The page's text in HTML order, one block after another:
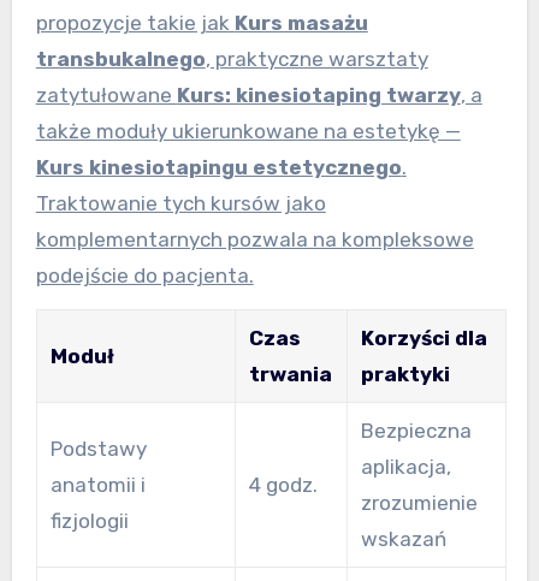
propozycje takie jak Kurs masażu
transbukalnego, praktyczne warsztaty
zatytułowane Kurs: kinesiotaping twarzy, a
także moduły ukierunkowane na estetykę —
Kurs kinesiotapingu estetycznego.
Traktowanie tych kursów jako
komplementarnych pozwala na kompleksowe
podejście do pacjenta.
Moduł
Czas
trwania
Korzyści dla
praktyki
Podstawy
anatomii i
fizjologii
4 godz.
Bezpieczna
aplikacja,
zrozumienie
wskazań